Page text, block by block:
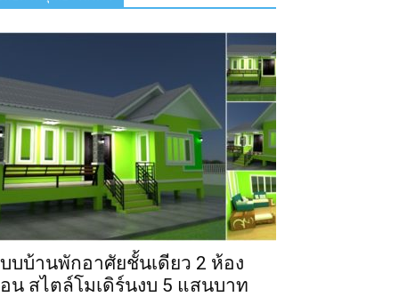
บบ้านพักอาศัยชั้นเดียว 2 ห้อง
น สไตล์โมเดิร์นงบ 5 แสนบาท